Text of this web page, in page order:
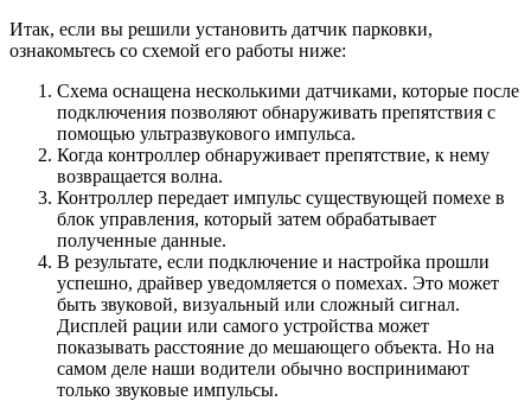
Итак, если вы решили установить датчик парковки,
ознакомьтесь со схемой его работы ниже:
Схема оснащена несколькими датчиками, которые после
подключения позволяют обнаруживать препятствия с
помощью ультразвукового импульса.
Когда контроллер обнаруживает препятствие, к нему
возвращается волна.
Контроллер передает импульс существующей помехе в
блок управления, который затем обрабатывает
полученные данные.
В результате, если подключение и настройка прошли
успешно, драйвер уведомляется о помехах. Это может
быть звуковой, визуальный или сложный сигнал.
Дисплей рации или самого устройства может
показывать расстояние до мешающего объекта. Но на
самом деле наши водители обычно воспринимают
только звуковые импульсы.